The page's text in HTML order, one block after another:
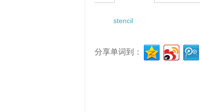
stencil
分享单词到：